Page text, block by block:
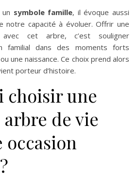
symbole famille, il évoque aussi
notre capacité à évoluer. Offrir une
cet arbre, c’est souligner
familial dans des moments forts
une naissance. Ce choix prend alors
porteur d’histoire.
choisir une
de vie
occasion